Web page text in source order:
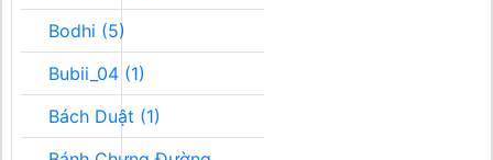
Bodhi (5)
Bubii_04 (1)
Bách Duật (1)